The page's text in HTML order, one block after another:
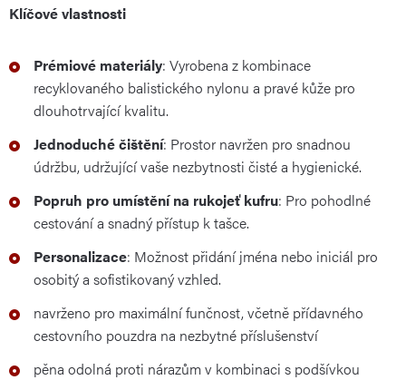
Klíčové vlastnosti
Prémiové materiály: Vyrobena z kombinace
recyklovaného balistického nylonu a pravé kůže pro
dlouhotrvající kvalitu.
Jednoduché čištění: Prostor navržen pro snadnou
údržbu, udržující vaše nezbytnosti čisté a hygienické.
Popruh pro umístění na rukojeť kufru: Pro pohodlné
cestování a snadný přístup k tašce.
Personalizace: Možnost přidání jména nebo iniciál pro
osobitý a sofistikovaný vzhled.
navrženo pro maximální funčnost, včetně přídavného
cestovního pouzdra na nezbytné příslušenství
pěna odolná proti nárazům v kombinaci s podšívkou